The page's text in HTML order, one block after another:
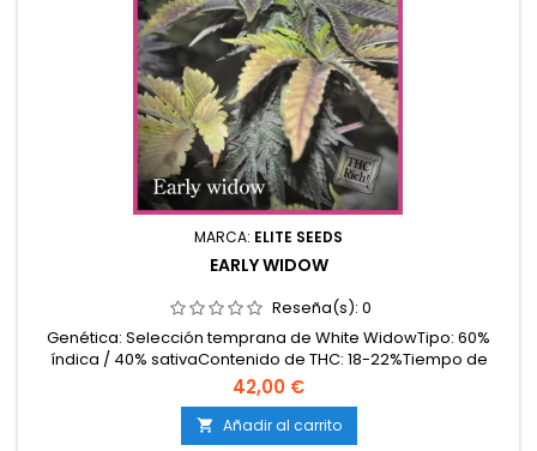
MARCA: ELITE SEEDS
EARLY WIDOW
Reseña(s): 0
Genética: Selección temprana de White WidowTipo: 60%
índica / 40% sativaContenido de THC: 18-22%Tiempo de
floración: 7-8 semanas en interiorProducción en
interior: 450-550 g/m²Producción en exterior: 600-800
g/planta (lista a finales de septiembre)Altura: 90-130 cm en
interior; hasta 180 cm en exteriorAromas y sabores: Intensos
42,00 €
 Añadir al carrito